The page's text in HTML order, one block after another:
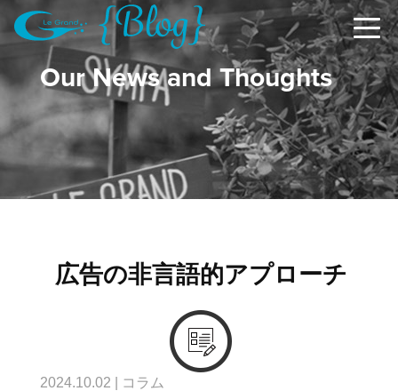
Our News and Thoughts
広告の非言語的アプローチ
2024.10.02
コラム